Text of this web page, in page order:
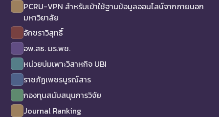
PCRU-VPN สำหรับเข้าใช้ฐานข้อมูลออนไลน์จากภายนอก
มหาวิยาลัย
อักขราวิสุทธิ์
อพ.สธ. มร.พช.
หน่วยบ่มเพาะวิสาหกิจ UBI
ราชภัฏเพชรบูรณ์สาร
กองทุนสนับสนุนการวิจัย
Journal Ranking